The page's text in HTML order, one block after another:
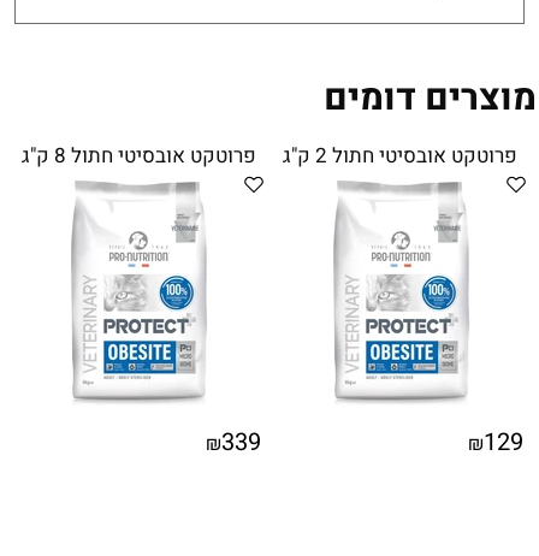
מוצרים דומים
פרוטקט אובסיטי חתול 2 ק"ג
₪129
פרוטקט אובסיטי חתול 8 ק"ג
₪339